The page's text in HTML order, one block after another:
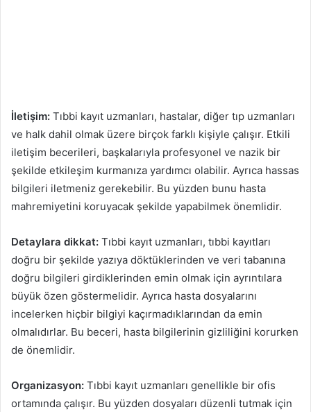
İletişim: Tıbbi kayıt uzmanları, hastalar, diğer tıp uzmanları
ve halk dahil olmak üzere birçok farklı kişiyle çalışır. Etkili
iletişim becerileri, başkalarıyla profesyonel ve nazik bir
şekilde etkileşim kurmanıza yardımcı olabilir. Ayrıca hassas
bilgileri iletmeniz gerekebilir. Bu yüzden bunu hasta
mahremiyetini koruyacak şekilde yapabilmek önemlidir.
Detaylara dikkat: Tıbbi kayıt uzmanları, tıbbi kayıtları
doğru bir şekilde yazıya döktüklerinden ve veri tabanına
doğru bilgileri girdiklerinden emin olmak için ayrıntılara
büyük özen göstermelidir. Ayrıca hasta dosyalarını
incelerken hiçbir bilgiyi kaçırmadıklarından da emin
olmalıdırlar. Bu beceri, hasta bilgilerinin gizliliğini korurken
de önemlidir.
Organizasyon: Tıbbi kayıt uzmanları genellikle bir ofis
ortamında çalışır. Bu yüzden dosyaları düzenli tutmak için